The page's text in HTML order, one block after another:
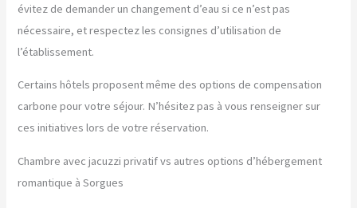
évitez de demander un changement d’eau si ce n’est pas
nécessaire, et respectez les consignes d’utilisation de
l’établissement.
Certains hôtels proposent même des options de compensation
carbone pour votre séjour. N’hésitez pas à vous renseigner sur
ces initiatives lors de votre réservation.
Chambre avec jacuzzi privatif vs autres options d’hébergement
romantique à Sorgues